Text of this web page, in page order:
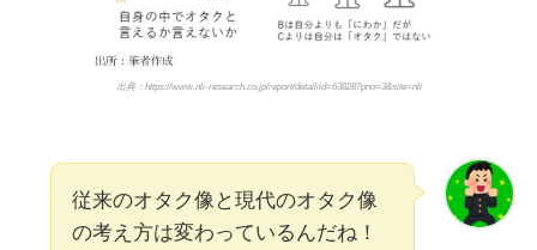
出典：https://www.nli-research.co.jp/report/detail/id=63828?pno=3&site=nli
従来のオタク像と現代のオタク像
の考え方は変わっているんだね！